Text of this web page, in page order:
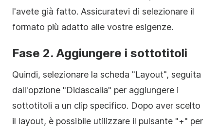
l'avete già fatto. Assicuratevi di selezionare il
formato più adatto alle vostre esigenze.
Fase 2. Aggiungere i sottotitoli
Quindi, selezionare la scheda "Layout", seguita
dall'opzione "Didascalia" per aggiungere i
sottotitoli a un clip specifico. Dopo aver scelto
il layout, è possibile utilizzare il pulsante "+" per